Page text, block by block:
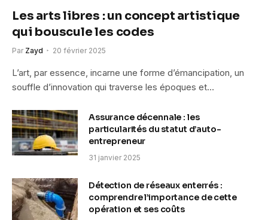
Les arts libres : un concept artistique
qui bouscule les codes
Par Zayd 20 février 2025
L’art, par essence, incarne une forme d’émancipation, un
souffle d’innovation qui traverse les époques et…
Assurance décennale : les
particularités du statut d’auto-
entrepreneur
31 janvier 2025
Détection de réseaux enterrés :
comprendre l’importance de cette
opération et ses coûts